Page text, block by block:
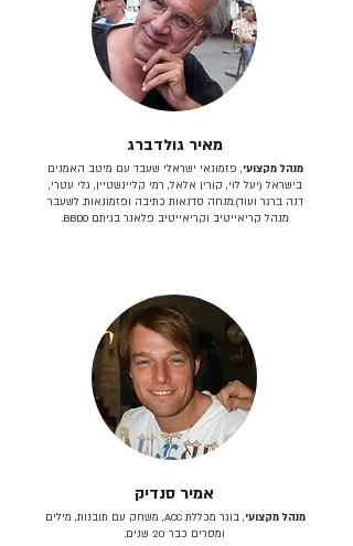
מאיר גולדברג
מנהל מקצועי, פזמונאי ישראלי שעבד עם מיטב האמנים
בישראל (יעל לוי, קורין אלאל, רמי קליינשטיין, גלי עטרי,
דנה ברגר ועוד).מנחה סדנאות כתיבה ופזמונאות. לשעבר
מנהל קריאייטיב וקריאייטיב פלאנר בגיתם BBDO.
אמיר סנדיק
מנהל מקצועי
, בוגר מכללת ACC, משחק עם תובנות, מילים
ומסרים כבר 20 שנים.